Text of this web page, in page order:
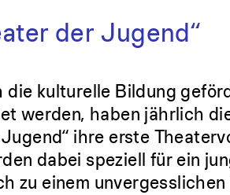
der Jugend“
die kulturelle Bildung
werden, haben jährlich
ihre erste
dabei speziell für ein
zu einem